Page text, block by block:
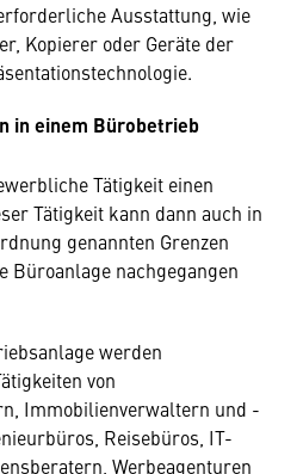
Ausstattung, wie
Kopierer oder Geräte der
in einem Bürobetrieb
Tätigkeit einen
Tätigkeit kann dann auch in
genannten Grenzen
Büroanlage nachgegangen
werden
von
Immobilienverwaltern und -
Reisebüros, IT-
Werbeagenturen